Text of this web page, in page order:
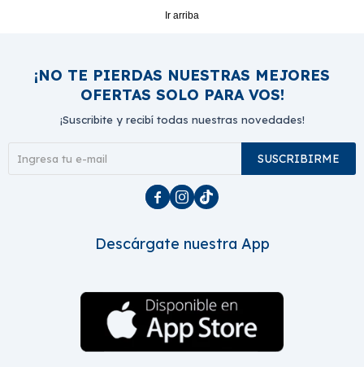
Ir arriba
¡NO TE PIERDAS NUESTRAS MEJORES
OFERTAS SOLO PARA VOS!
¡Suscribite y recibí todas nuestras novedades!
SUSCRIBIRME
  
Descárgate nuestra App